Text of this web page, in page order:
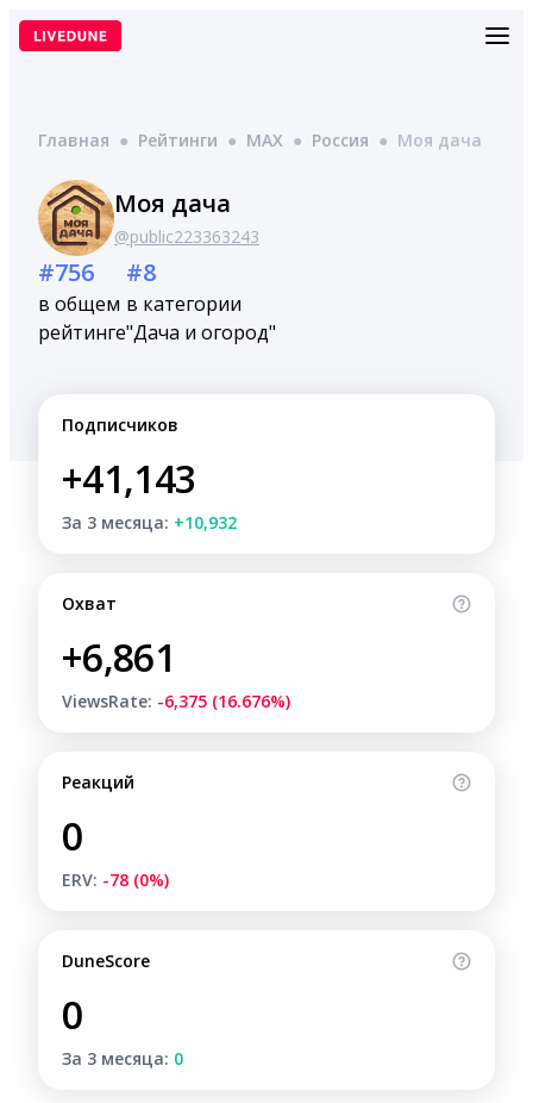
Перейти
Главная ● Рейтинги ● MAX ● Россия ● Моя дача
Моя дача
@public223363243
#756
в общем
рейтинге
#8
в категории
"Дача и огород"
Подписчиков
+41,143
За 3 месяца: +10,932
Охват
+6,861
ViewsRate: -6,375 (16.676%)
Реакций
0
ERV: -78 (0%)
DuneScore
0
За 3 месяца: 0